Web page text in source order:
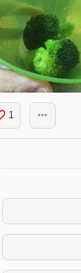
1 more_horiz